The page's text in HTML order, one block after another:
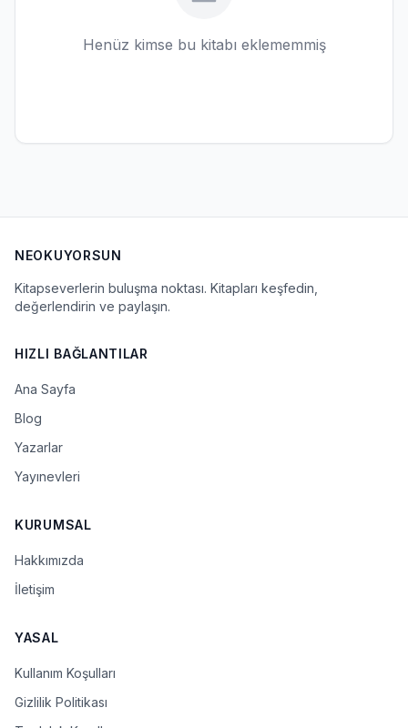
Henüz kimse bu kitabı eklememmiş
NEOKUYORSUN
Kitapseverlerin buluşma noktası. Kitapları keşfedin,
değerlendirin ve paylaşın.
HIZLI BAĞLANTILAR
Ana Sayfa
Blog
Yazarlar
Yayınevleri
KURUMSAL
Hakkımızda
İletişim
YASAL
Kullanım Koşulları
Gizlilik Politikası